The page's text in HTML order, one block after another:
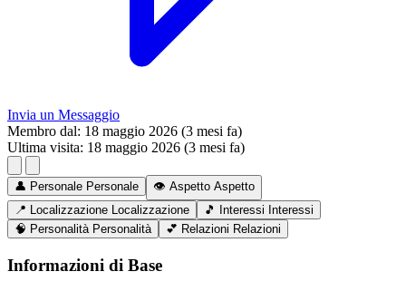
Invia un Messaggio
Membro dal: 18 maggio 2026 (3 mesi fa)
Ultima visita: 18 maggio 2026 (3 mesi fa)
👤 Personale Personale 👁️ Aspetto Aspetto
📍 Localizzazione Localizzazione 🎵 Interessi Interessi
🧠 Personalità Personalità 💕 Relazioni Relazioni
Informazioni di Base